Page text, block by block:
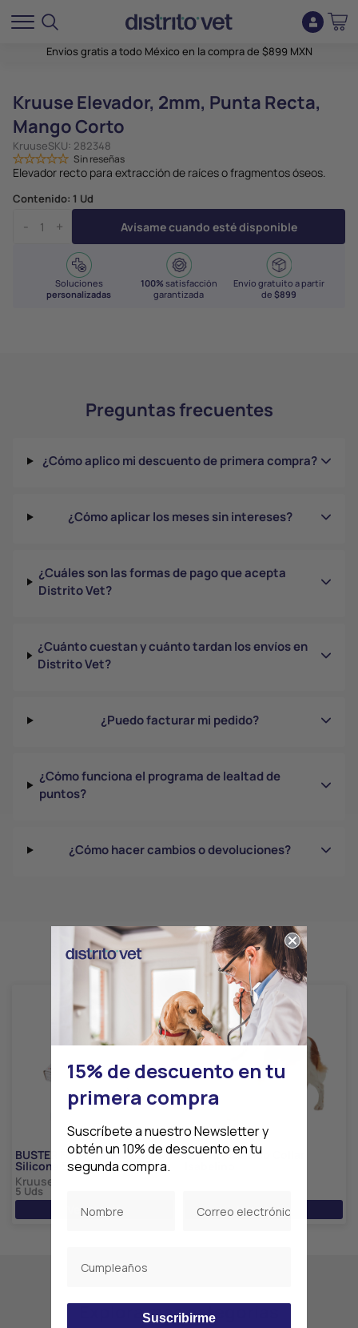
Envíos gratis a todo México en la compra de $899 MXN
Kruuse Elevador, 2mm, Punta Recta,
Mango Corto
KruuseSKU: 282348
Sin reseñas
Elevador recto para extracción de raíces o fragmentos óseos.
Contenido: 1 Ud
- + Avísame cuando esté disponible
Soluciones
personalizadas
100% satisfacción
garantizada
Envío gratuito a partir
de$899
Preguntas frecuentes
¿Cómo aplico mi descuento de primera compra?
¿Cómo aplicar los meses sin intereses?
¿Cuáles son las formas de pago que acepta
Distrito Vet?
¿Cuánto cuestan y cuánto tardan los envíos en
Distrito Vet?
¿Puedo facturar mi pedido?
¿Cómo funciona el programa de lealtad de
puntos?
¿Cómo hacer cambios o devoluciones?
Productos relacionados
BUSTER Foley Catéter En
Silicona 5 uds
Kruuse
5 Uds
Ver precio
BUSTER Clásico Collar
Ver precio
Explora más categorías
15% de descuento en tu
primera compra
Suscríbete a nuestro Newsletter y
obtén un 10% de descuento en tu
segunda compra.
Suscribirme